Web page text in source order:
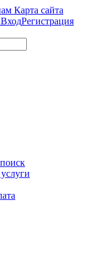
Карта сайта
ВходРегистрация